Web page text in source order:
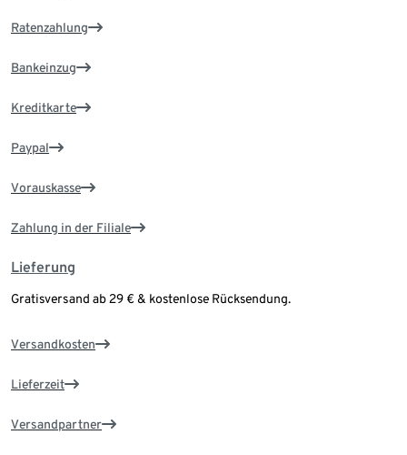
Ratenzahlung
Bankeinzug
Kreditkarte
Paypal
Vorauskasse
Zahlung in der Filiale
Lieferung
Gratisversand ab 29 € & kostenlose Rücksendung.
Versandkosten
Lieferzeit
Versandpartner